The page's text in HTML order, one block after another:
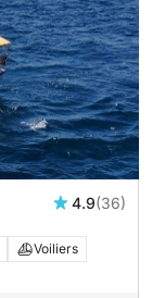
4.9(36)
Voiliers